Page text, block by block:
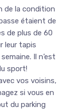
de la condition
étaient de
de plus de 60
leur tapis
Il n’est
sport!
vos voisins,
si vous en
du parking